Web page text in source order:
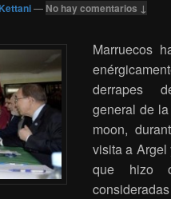
— No hay comentarios ↓
Marruecos
derrapes
general de
moon,
visita a Argel
que hizo